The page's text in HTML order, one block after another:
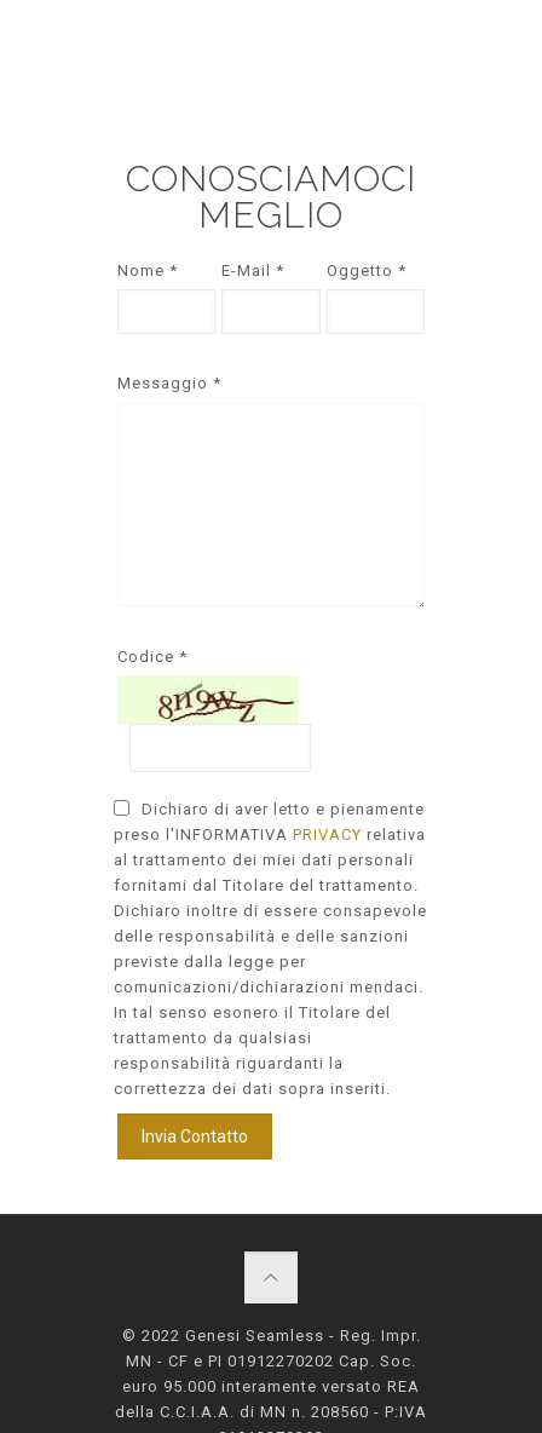
CONOSCIAMOCI
MEGLIO
Nome * E-Mail * Oggetto *
Messaggio *
Codice *
Dichiaro di aver letto e pienamente
preso l'INFORMATIVA PRIVACY relativa
al trattamento dei miei dati personali
fornitami dal Titolare del trattamento.
Dichiaro inoltre di essere consapevole
delle responsabilità e delle sanzioni
previste dalla legge per
comunicazioni/dichiarazioni mendaci.
In tal senso esonero il Titolare del
trattamento da qualsiasi
responsabilità riguardanti la
correttezza dei dati sopra inseriti.
© 2022 Genesi Seamless - Reg. Impr.
MN - CF e PI 01912270202 Cap. Soc.
euro 95.000 interamente versato REA
della C.C.I.A.A. di MN n. 208560 - P:IVA